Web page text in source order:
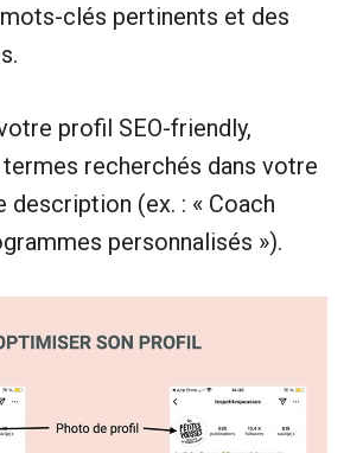
clés pertinents et des
profil SEO-friendly,
recherchés dans votre
description (ex. : « Coach
personnalisés »).